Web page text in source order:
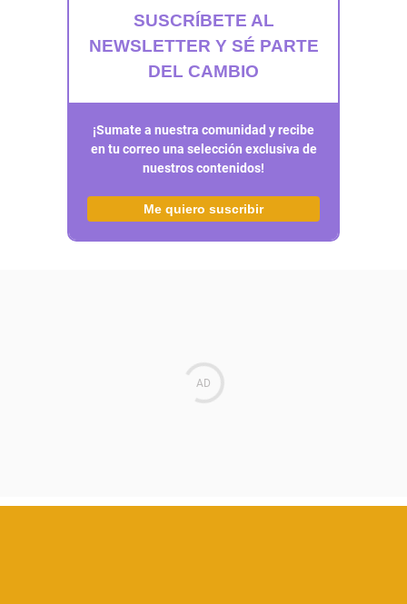
SUSCRÍBETE AL
NEWSLETTER Y SÉ PARTE
DEL CAMBIO
¡Sumate a nuestra comunidad y recibe
en tu correo una selección exclusiva de
nuestros contenidos!
Me quiero suscribir